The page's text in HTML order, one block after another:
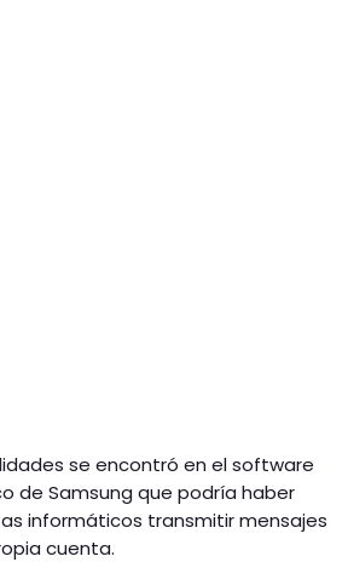
se encontró en el software
de Samsung que podría haber
informáticos transmitir mensajes
cuenta.